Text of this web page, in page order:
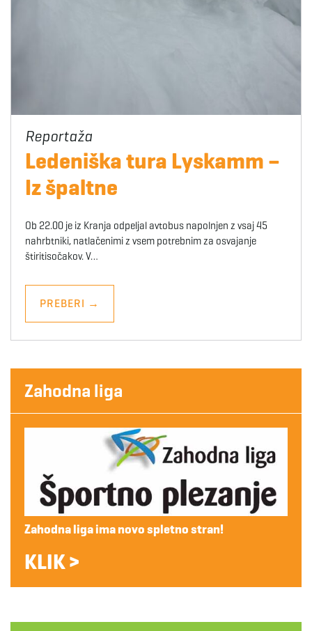
Ledeniška tura Lyskamm –
Iz špaltne
Ob 22.00 je iz Kranja odpeljal avtobus napolnjen z vsaj 45
nahrbtniki, natlačenimi z vsem potrebnim za osvajanje
štiritisočakov. V…
PREBERI →
Zahodna liga
Zahodna liga ima novo spletno stran!
KLIK >